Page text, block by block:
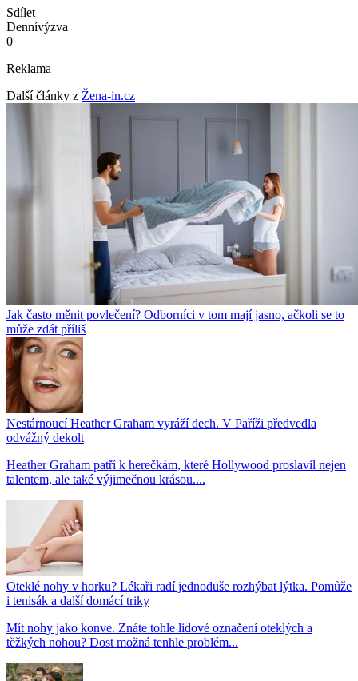
Sdílet
Dennívýzva
0
Reklama
Další články z Žena-in.cz
Jak často měnit povlečení? Odborníci v tom mají jasno, ačkoli se to
může zdát příliš
Nestárnoucí Heather Graham vyráží dech. V Paříži předvedla
odvážný dekolt
Heather Graham patří k herečkám, které Hollywood proslavil nejen
talentem, ale také výjimečnou krásou....
Oteklé nohy v horku? Lékaři radí jednoduše rozhýbat lýtka. Pomůže
i tenisák a další domácí triky
Mít nohy jako konve. Znáte tohle lidové označení oteklých a
těžkých nohou? Dost možná tenhle problém...